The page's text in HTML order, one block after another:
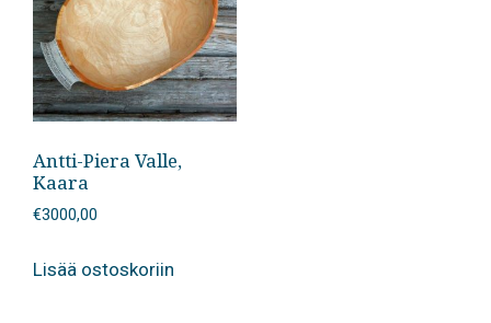
Antti-Piera Valle,
Kaara
€3000,00
Lisää ostoskoriin